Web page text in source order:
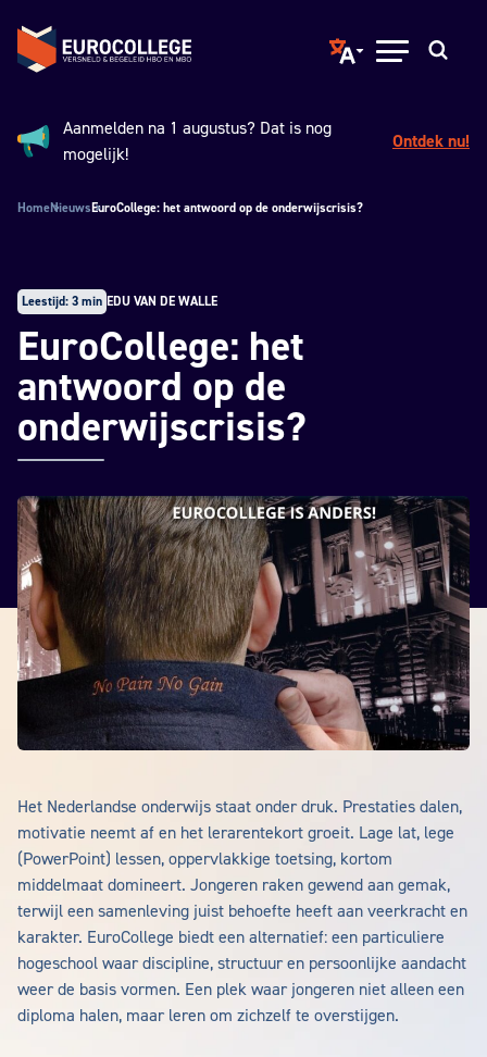
Spring naar hoofdinhoud
Terug naar de homepage
Translate page to
Open menu
Aankondiging:
Aanmelden na 1 augustus? Dat is nog
mogelijk!
Ontdek nu!
HomeNieuwsEuroCollege: het antwoord op de onderwijscrisis?
Leestijd: 3 min EDU VAN DE WALLE
EuroCollege: het
antwoord op de
onderwijscrisis?
Het Nederlandse onderwijs staat onder druk. Prestaties dalen,
motivatie neemt af en het lerarentekort groeit. Lage lat, lege
(PowerPoint) lessen, oppervlakkige toetsing, kortom
middelmaat domineert. Jongeren raken gewend aan gemak,
terwijl een samenleving juist behoefte heeft aan veerkracht en
karakter. EuroCollege biedt een alternatief: een particuliere
hogeschool waar discipline, structuur en persoonlijke aandacht
weer de basis vormen. Een plek waar jongeren niet alleen een
diploma halen, maar leren om zichzelf te overstijgen.